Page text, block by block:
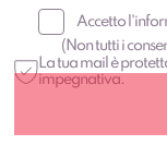
Accetto
(Non tutti i
La tua mail è
impegnativa.